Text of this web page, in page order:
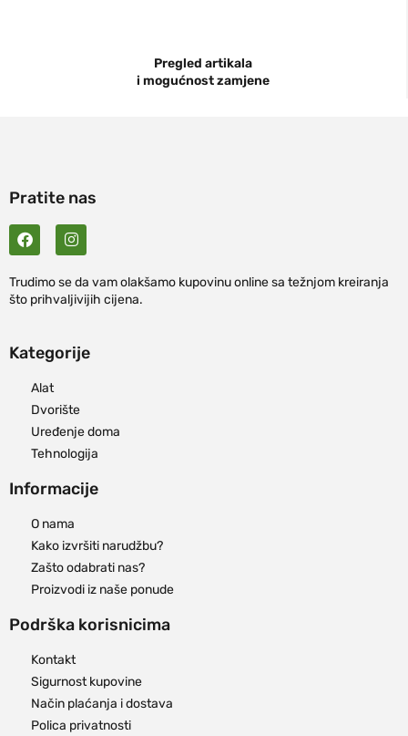
Pregled artikala
i mogućnost zamjene
Pratite nas
Trudimo se da vam olakšamo kupovinu online sa težnjom kreiranja
što prihvaljivijih cijena.
Kategorije
Alat
Dvorište
Uređenje doma
Tehnologija
Informacije
O nama
Kako izvršiti narudžbu?
Zašto odabrati nas?
Proizvodi iz naše ponude
Podrška korisnicima
Kontakt
Sigurnost kupovine
Način plaćanja i dostava
Polica privatnosti